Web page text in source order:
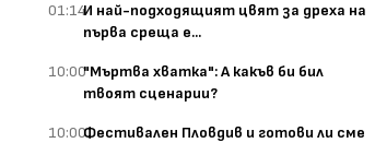
01:14И най-подходящият цвят за дреха на
първа среща е...
10:00"Мъртва хватка": А какъв би бил
твоят сценарии?
10:00Фестивален Пловдив и готови ли сме